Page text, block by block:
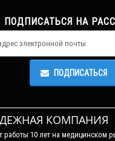
ПОДПИСАТЬСЯ НА
ПОДПИСАТЬСЯ
КОМПАНИЯ
работы 10 лет на медицинском